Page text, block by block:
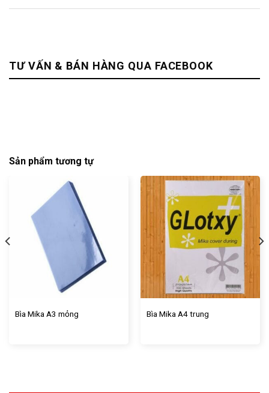
TƯ VẤN & BÁN HÀNG QUA FACEBOOK
Sản phẩm tương tự
Bìa Mika A3 mỏng Bìa Mika A4 trung